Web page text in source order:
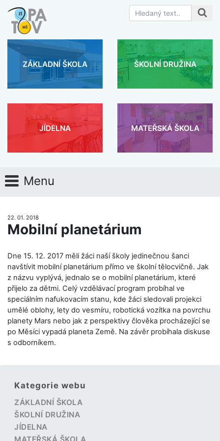
ZÁKLADNÍ ŠKOLA ŠKOLNÍ DRUŽINA
JÍDELNA MATEŘSKÁ ŠKOLA
Menu
22. 01. 2018
Mobilní planetárium
Dne 15. 12. 2017 měli žáci naší školy jedinečnou šanci
navštívit mobilní planetárium přímo ve školní tělocvičně. Jak
z názvu vyplývá, jednalo se o mobilní planetárium, které
přijelo za dětmi. Celý vzdělávací program probíhal ve
speciálním nafukovacím stanu, kde žáci sledovali projekci
umělé oblohy, lety do vesmíru, robotická vozítka na povrchu
planety Mars nebo jak z perspektivy člověka procházející se
po Měsíci vypadá planeta Země. Na závěr probíhala diskuse
s odborníkem.
Kategorie webu
ZÁKLADNÍ ŠKOLA
ŠKOLNÍ DRUŽINA
JÍDELNA